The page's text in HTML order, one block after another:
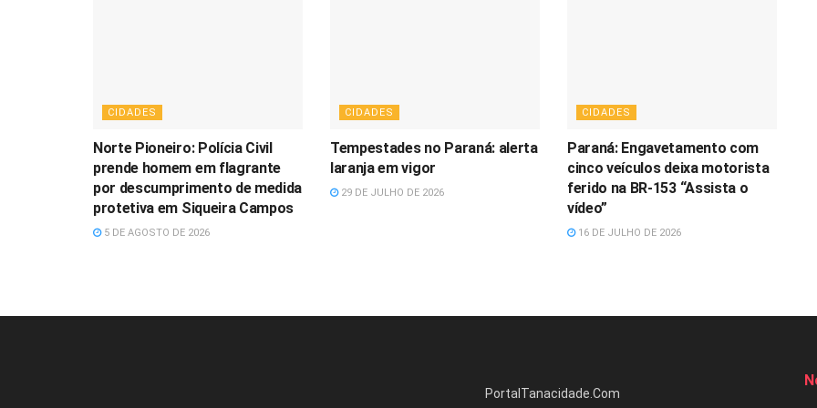
CIDADES
Norte Pioneiro: Polícia Civil
prende homem em flagrante
por descumprimento de medida
protetiva em Siqueira Campos
5 DE AGOSTO DE 2026
CIDADES
Tempestades no Paraná: alerta
laranja em vigor
29 DE JULHO DE 2026
CIDADES
Paraná: Engavetamento com
cinco veículos deixa motorista
ferido na BR-153 “Assista o
vídeo”
16 DE JULHO DE 2026
PortalTanacidade.Com